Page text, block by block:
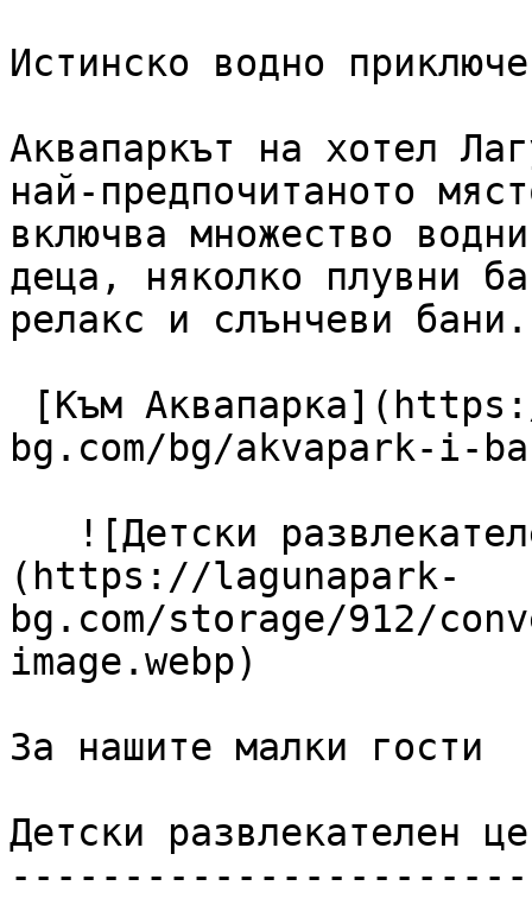
Истинско водно
Аквапаркът на хотел
най-предпочитаното
включва множество
деца, няколко плувни
релакс и слънчеви бани.
bg.com/bg/akvapark-i-
(https://lagunapark-
bg.com/storage/912/
image.webp)
За нашите малки гости
Детски развлекателен